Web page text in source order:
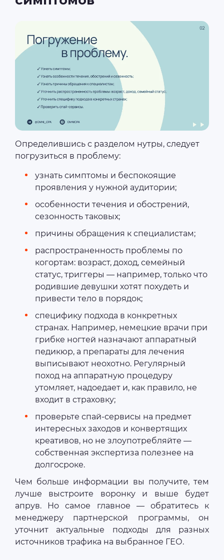
Определившись с разделом нутры, следует
погрузиться в проблему:
узнать симптомы и беспокоящие
проявления у нужной аудитории;
особенности течения и обострений,
сезонность таковых;
причины обращения к специалистам;
распространенность проблемы по
когортам: возраст, доход, семейный
статус, триггеры — например, только что
родившие девушки хотят похудеть и
привести тело в порядок;
специфику подхода в конкретных
странах. Например, немецкие врачи при
грибке ногтей назначают аппаратный
педикюр, а препараты для лечения
выписывают неохотно. Регулярный
поход на аппаратную процедуру
утомляет, надоедает и, как правило, не
входит в страховку;
проверьте спай-сервисы на предмет
интересных заходов и конвертящих
креативов, но не злоупотребляйте —
собственная экспертиза полезнее на
долгосроке.
Чем больше информации вы получите, тем
лучше выстроите воронку и выше будет
апрув. Но самое главное — обратитесь к
менеджеру партнерской программы, он
уточнит актуальные подходы для разных
источников трафика на выбранное ГЕО.